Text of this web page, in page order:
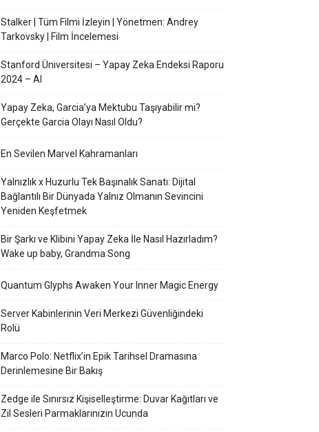
Stalker | Tüm Filmi İzleyin | Yönetmen: Andrey
Tarkovsky | Film İncelemesi
Stanford Üniversitesi – Yapay Zeka Endeksi Raporu
2024 – AI
Yapay Zeka, Garcia’ya Mektubu Taşıyabilir mi?
Gerçekte Garcia Olayı Nasıl Oldu?
En Sevilen Marvel Kahramanları
Yalnızlık x Huzurlu Tek Başınalık Sanatı: Dijital
Bağlantılı Bir Dünyada Yalnız Olmanın Sevincini
Yeniden Keşfetmek
Bir Şarkı ve Klibini Yapay Zeka İle Nasıl Hazırladım?
Wake up baby, Grandma Song
Quantum Glyphs Awaken Your Inner Magic Energy
Server Kabinlerinin Veri Merkezi Güvenliğindeki
Rolü
Marco Polo: Netflix’in Epik Tarihsel Dramasına
Derinlemesine Bir Bakış
Zedge ile Sınırsız Kişiselleştirme: Duvar Kağıtları ve
Zil Sesleri Parmaklarınızın Ucunda